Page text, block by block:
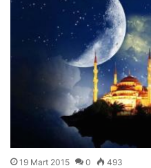
19 Mart 2015 0 493